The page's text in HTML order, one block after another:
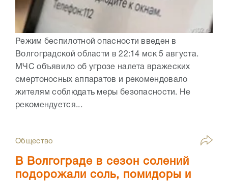
Режим беспилотной опасности введен в
Волгоградской области в 22:14 мск 5 августа.
МЧС объявило об угрозе налета вражеских
смертоносных аппаратов и рекомендовало
жителям соблюдать меры безопасности. Не
рекомендуется...
Общество
В Волгограде в сезон солений
подорожали соль, помидоры и